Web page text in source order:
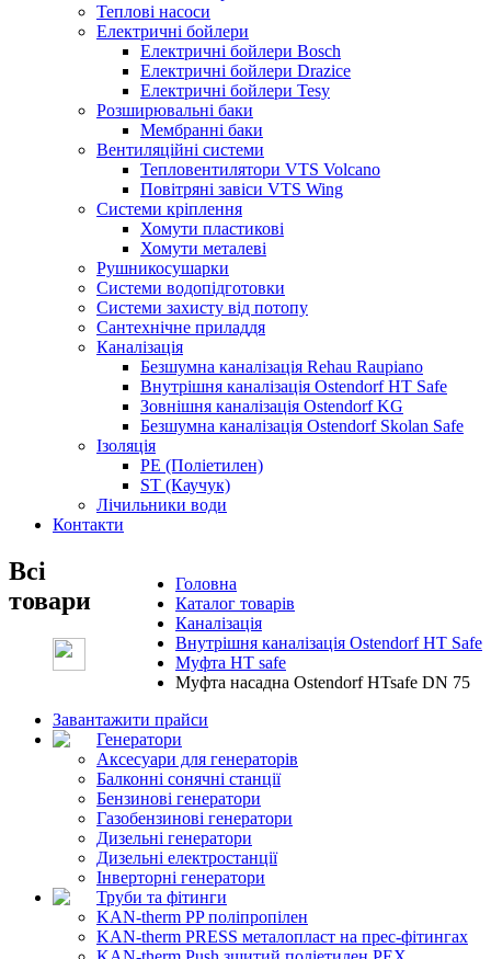
Теплові насоси
Електричні бойлери
Електричні бойлери Bosch
Електричні бойлери Drazice
Електричні бойлери Tesy
Розширювальні баки
Мембранні баки
Вентиляційні системи
Тепловентилятори VTS Volcano
Повітряні завіси VTS Wing
Системи кріплення
Хомути пластикові
Хомути металеві
Рушникосушарки
Системи водопідготовки
Системи захисту від потопу
Сантехнічне приладдя
Каналізація
Безшумна каналізація Rehau Raupiano
Внутрішня каналізація Ostendorf HT Safe
Зовнішня каналізація Ostendorf KG
Безшумна каналізація Ostendorf Skolan Safe
Ізоляція
PE (Поліетилен)
ST (Каучук)
Лічильники води
Контакти
Головна
Каталог товарів
Каналізація
Внутрішня каналізація Ostendorf HT Safe
Муфта HT safe
Муфта насадна Ostendorf HTsafe DN 75
Всі
товари
Завантажити прайси
Генератори
Аксесуари для генераторів
Балконні сонячні станції
Бензинові генератори
Газобензинові генератори
Дизельні генератори
Дизельні електростанції
Інверторні генератори
Труби та фітинги
KAN-therm PP поліпропілен
KAN-therm PRESS металопласт на прес-фітингах